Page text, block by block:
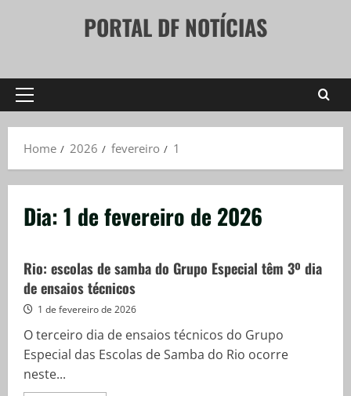
PORTAL DF NOTÍCIAS
Primary
Home
2026 fevereiro 1
Dia:1 de fevereiro de 2026
Rio: escolas de samba do Grupo Especial têm 3º dia
de ensaios técnicos
1 de fevereiro de 2026
O terceiro dia de ensaios técnicos do Grupo
Especial das Escolas de Samba do Rio ocorre
neste...